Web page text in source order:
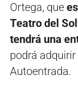
Ortega, que
Teatro del
tendrá una
podrá
Autoentrada.